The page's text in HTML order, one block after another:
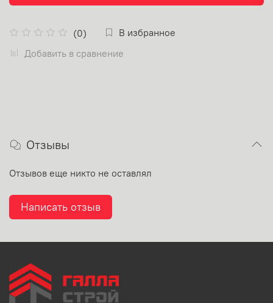
(0)
В избранное
Добавить в сравнение
Отзывы
Отзывов еще никто не оставлял
Написать отзыв